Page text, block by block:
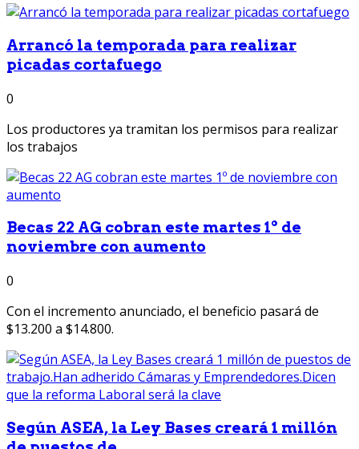
Arrancó la temporada para realizar
picadas cortafuego
0
Los productores ya tramitan los permisos para realizar
los trabajos
Becas 22 AG cobran este martes 1º de
noviembre con aumento
0
Con el incremento anunciado, el beneficio pasará de
$13.200 a $14.800.
Según ASEA, la Ley Bases creará 1 millón